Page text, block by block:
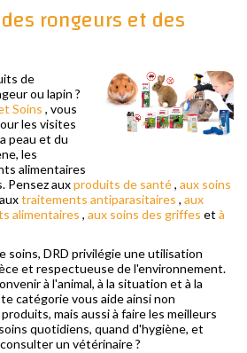
rongeurs et des
de
ou lapin ?
Soins , vous
les visites
peau et du
les
alimentaires
Pensez auxproduits de santé, aux soins
traitements antiparasitaires , aux
alimentaires , aux soins des griffes et à
soins, DRD privilégie une utilisation
et respectueuse de l'environnement.
à l'animal, à la situation et à la
catégorie vous aide ainsi non
mais aussi à faire les meilleurs
quotidiens, quand d'hygiène, et
un vétérinaire ?